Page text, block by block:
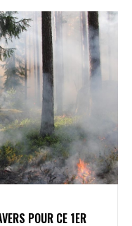
POUR CE 1ER